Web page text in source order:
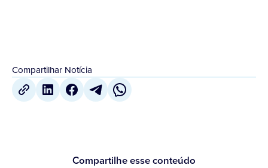
Compartilhar Notícia
Compartilhe esse conteúdo